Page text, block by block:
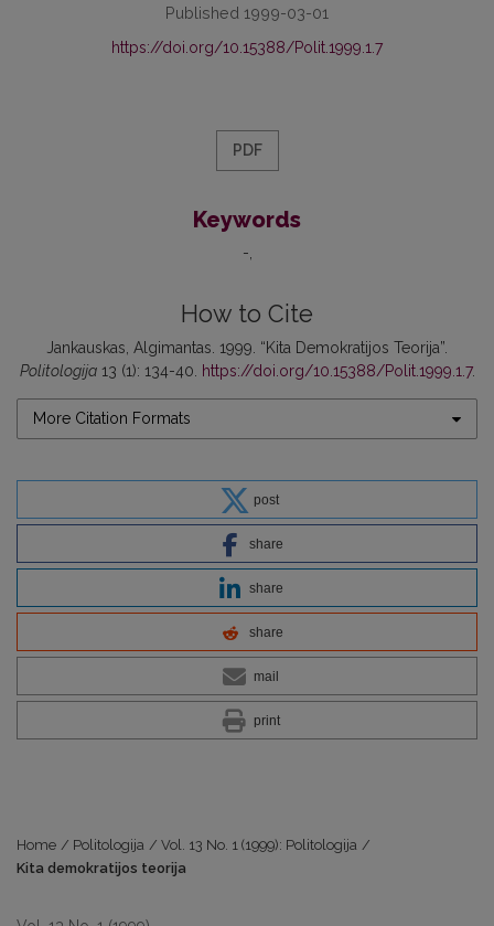
Published 1999-03-01
https://doi.org/10.15388/Polit.1999.1.7
PDF
Keywords
-
How to Cite
Jankauskas, Algimantas. 1999. “Kita Demokratijos Teorija”.
Politologija13 (1): 134-40. https://doi.org/10.15388/Polit.1999.1.7.
More Citation Formats
post
share
share
share
mail
print
Home / Politologija / Vol. 13 No. 1 (1999): Politologija /
Kita demokratijos teorija